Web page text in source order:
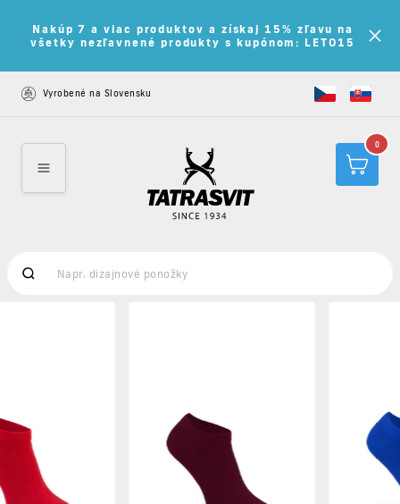
Nakúp 7 a viac produktov a získaj 15% zľavu na
všetky nezľavnené produkty s kupónom: LETO15
Vyrobené na Slovensku
0